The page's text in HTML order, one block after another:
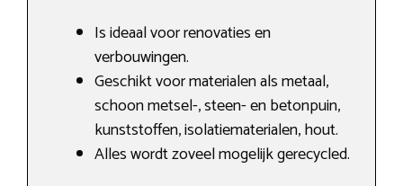
Is ideaal voor renovaties en
verbouwingen.
Geschikt voor materialen als metaal,
schoon metsel-, steen- en betonpuin,
kunststoffen, isolatiematerialen, hout.
Alles wordt zoveel mogelijk gerecycled.